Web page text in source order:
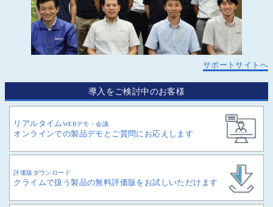
サポートサイトへ
導入をご検討中のお客様
リアルタイムWEBデモ・会議
オンラインでの製品デモとご質問にお応えします
評価版ダウンロード
クライムで扱う製品の無料評価版をお試しいただけます